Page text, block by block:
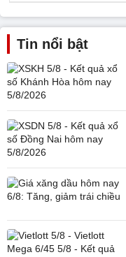
Tin nổi bật